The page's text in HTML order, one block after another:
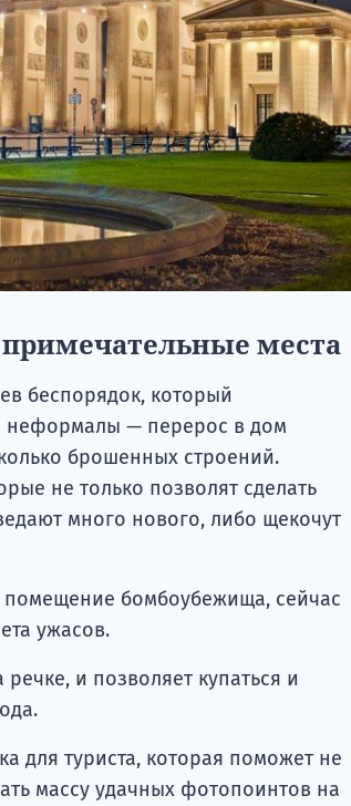
места
беспорядок, который
неформалы — перерос в дом
брошенных строений.
не только позволят сделать
много нового, либо щекочут
бомбоубежища, сейчас
ужасов.
и позволяет купаться и
для туриста, которая поможет не
массу удачных фотопоинтов на